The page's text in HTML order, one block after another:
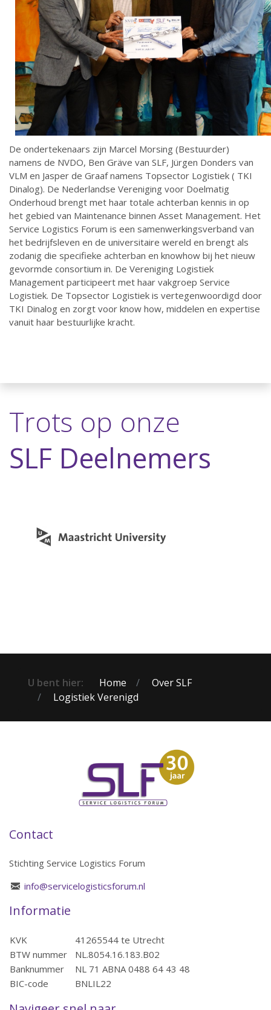
De ondertekenaars zijn Marcel Morsing (Bestuurder)
namens de NVDO, Ben Gräve van SLF, Jürgen Donders van
VLM en Jasper de Graaf namens Topsector Logistiek ( TKI
Dinalog). De Nederlandse Vereniging voor Doelmatig
Onderhoud brengt met haar totale achterban kennis in op
het gebied van Maintenance binnen Asset Management. Het
Service Logistics Forum is een samenwerkingsverband van
het bedrijfsleven en de universitaire wereld en brengt als
zodanig die specifieke achterban en knowhow bij het nieuw
gevormde consortium in. De Vereniging Logistiek
Management participeert met haar vakgroep Service
Logistiek. De Topsector Logistiek is vertegenwoordigd door
TKI Dinalog en zorgt voor know how, middelen en expertise
vanuit haar bestuurlijke kracht.
Trots op onze
SLF Deelnemers
U bent hier: Home
Over SLF
Logistiek Verenigd
Contact
Stichting Service Logistics Forum
info@servicelogisticsforum.nl
Informatie
KVK
41265544 te Utrecht
BTW nummer
NL.8054.16.183.B02
Banknummer
NL 71 ABNA 0488 64 43 48
BIC-code
BNLIL22